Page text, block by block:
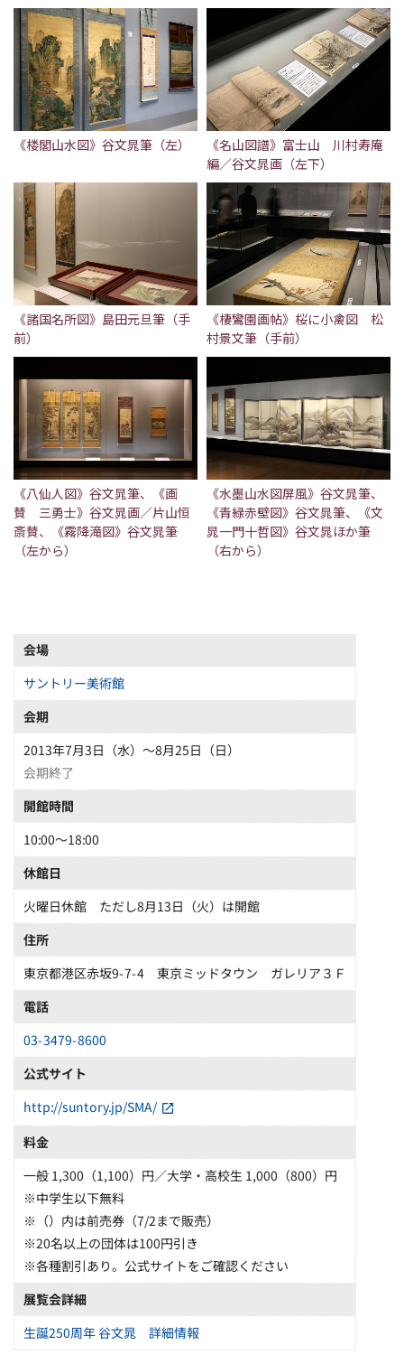
《楼閣山水図》谷文晁筆（左）
《名山図譜》富士山 川村寿庵
編／谷文晁画（左下）
《諸国名所図》島田元旦筆（手
前）
《棲鸞園画帖》桜に小禽図 松
村景文筆（手前）
《八仙人図》谷文晁筆、《画
賛 三勇士》谷文晁画／片山恒
斎賛、《霧降滝図》谷文晁筆
（左から）
《水墨山水図屏風》谷文晁筆、
《青緑赤壁図》谷文晁筆、《文
晁一門十哲図》谷文晁ほか筆
（右から）
会場
サントリー美術館
会期
2013年7月3日（水）～8月25日（日）
会期終了
開館時間
10:00～18:00
休館日
火曜日休館 ただし8月13日（火）は開館
住所
東京都港区赤坂9-7-4 東京ミッドタウン ガレリア３Ｆ
電話
03-3479-8600
公式サイト
http://suntory.jp/SMA/
料金
一般 1,300（1,100）円／大学・高校生 1,000（800）円
※中学生以下無料
※（）内は前売券（7/2まで販売）
※20名以上の団体は100円引き
※各種割引あり。公式サイトをご確認ください
展覧会詳細
生誕250周年 谷文晁 詳細情報